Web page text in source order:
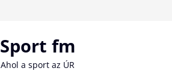
Sport fm
Ahol a sport az ÚR